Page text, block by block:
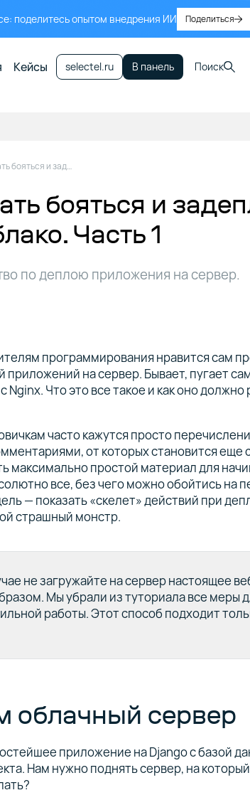
поделитесь опытом внедрения ИИ Поделиться
Кейсы selectel.ru В панель Поиск
Как перестать бояться и задеплоить Django-проект в облако. Часть 1
бояться и
Часть 1
по деплою приложения на сервер.
программирования нравится сам
приложений на сервер. Бывает, пугает
Nginx. Что это все такое и как оно должно
часто кажутся просто
от которых становится еще
максимально простой материал для
все, без чего можно обойтись на
— показать «скелет» действий при
страшный монстр.
не загружайте на сервер настоящее
Мы убрали из туториала все меры
работы. Этот способ подходит
облачный сервер
приложение на Django с базой
Нам нужно поднять сервер, на